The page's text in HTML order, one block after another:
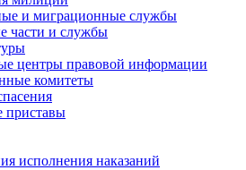
и миграционные службы
части и службы
центры правовой информации
комитеты
приставы
исполнения наказаний